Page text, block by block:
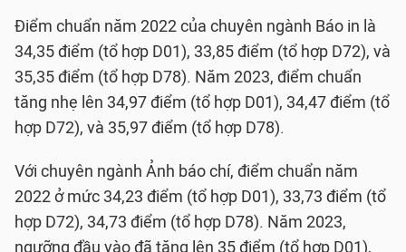
Điểm chuẩn năm 2022 của chuyên ngành Báo in là
34,35 điểm (tổ hợp D01), 33,85 điểm (tổ hợp D72), và
35,35 điểm (tổ hợp D78). Năm 2023, điểm chuẩn
tăng nhẹ lên 34,97 điểm (tổ hợp D01), 34,47 điểm (tổ
hợp D72), và 35,97 điểm (tổ hợp D78).
Với chuyên ngành Ảnh báo chí, điểm chuẩn năm
2022 ở mức 34,23 điểm (tổ hợp D01), 33,73 điểm (tổ
hợp D72), 34,73 điểm (tổ hợp D78). Năm 2023,
ngưỡng đầu vào đã tăng lên 35 điểm (tổ hợp D01),